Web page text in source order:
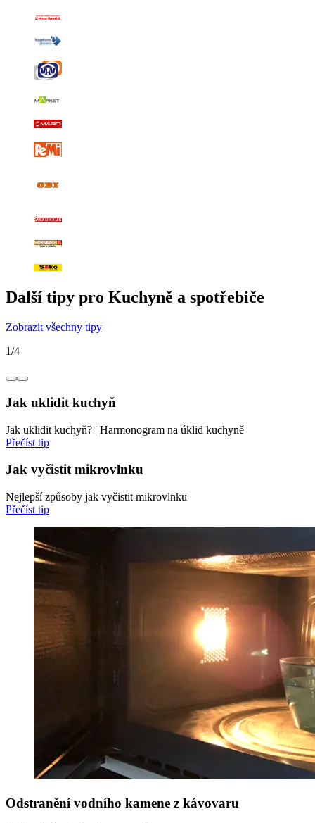
Další tipy pro Kuchyně a spotřebiče
Zobrazit všechny tipy
1/4
Jak uklidit kuchyň
Jak uklidit kuchyň? | Harmonogram na úklid kuchyně
Přečíst tip
Jak vyčistit mikrovlnku
Nejlepší způsoby jak vyčistit mikrovlnku
Přečíst tip
Odstranění vodního kamene z kávovaru